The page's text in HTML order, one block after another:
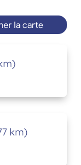
la carte
km)